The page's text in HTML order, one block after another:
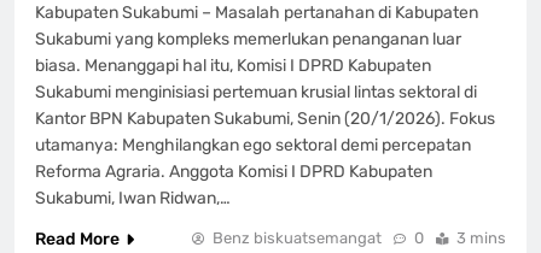
Kabupaten Sukabumi – Masalah pertanahan di Kabupaten
Sukabumi yang kompleks memerlukan penanganan luar
biasa. Menanggapi hal itu, Komisi I DPRD Kabupaten
Sukabumi menginisiasi pertemuan krusial lintas sektoral di
Kantor BPN Kabupaten Sukabumi, Senin (20/1/2026). Fokus
utamanya: Menghilangkan ego sektoral demi percepatan
Reforma Agraria. Anggota Komisi I DPRD Kabupaten
Sukabumi, Iwan Ridwan,…
Read More
Benz biskuatsemangat 0 3 mins